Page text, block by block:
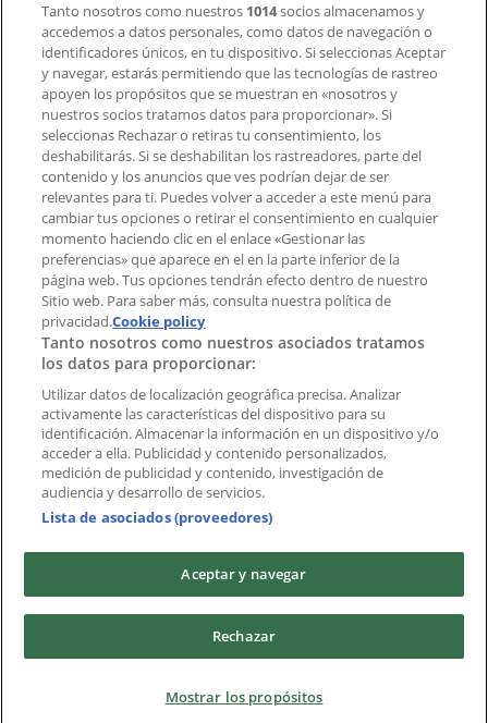
Contacto comercial y de marketing
Tienda mal colocada en el mapa
Notificar un folleto
¿Encontraste un problema en la web o en la
aplicación?
Índices
Marcas
Marcas locales
Negocios
Negocios cercanos
Productos
Productos locales
Ciudades
Descargar la APP Tiendeo
Copyright © Tiendeo ® 2026 · Shopfully Marketing S.L.U. –
Términos y condicionesPolítica de privacidad
Tanto nosotros como nuestros 1014socios almacenamos y
accedemos a datos personales, como datos de navegación o
identificadores únicos, en tu dispositivo. Si seleccionas Aceptar
y navegar, estarás permitiendo que las tecnologías de rastreo
apoyen los propósitos que se muestran en «nosotros y
nuestros socios tratamos datos para proporcionar». Si
seleccionas Rechazar o retiras tu consentimiento, los
deshabilitarás. Si se deshabilitan los rastreadores, parte del
contenido y los anuncios que ves podrían dejar de ser
relevantes para ti. Puedes volver a acceder a este menú para
cambiar tus opciones o retirar el consentimiento en cualquier
momento haciendo clic en el enlace «Gestionar las
preferencias» que aparece en el en la parte inferior de la
página web. Tus opciones tendrán efecto dentro de nuestro
Sitio web. Para saber más, consulta nuestra política de
privacidad.Cookie policy
Tanto nosotros como nuestros asociados tratamos
los datos para proporcionar:
Utilizar datos de localización geográfica precisa. Analizar
activamente las características del dispositivo para su
identificación. Almacenar la información en un dispositivo y/o
acceder a ella. Publicidad y contenido personalizados,
medición de publicidad y contenido, investigación de
audiencia y desarrollo de servicios.
Lista de asociados (proveedores)
Aceptar y navegar
Rechazar
Mostrar los propósitos